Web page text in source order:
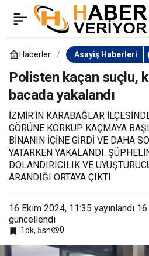
Haberler Asayiş Haberleri
Polisten kaçan suçlu,
bacada yakalandı
İZMİR'İN KARABAĞLAR
GÖRÜNE KORKUP KAÇMAYA
BİNANIN İÇİNE GİRDİ VE DAHA
YATARKEN YAKALANDI.
DOLANDIRICILIK VE
ARANDIĞI ORTAYA ÇIKTI.
16 Ekim 2024, 11:35 yayınlandı
güncellendi
1dk, 5sn 0
Nazilli’de otomobil
yangını